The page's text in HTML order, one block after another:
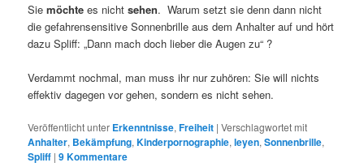
Siemöchte es nichtsehen. Warum setzt sie denn dann nicht
die gefahrensensitive Sonnenbrille aus dem Anhalter auf und hört
dazu Spliff: „Dann mach doch lieber die Augen zu“ ?
Verdammt nochmal, man muss ihr nur zuhören: Sie will nichts
effektiv dagegen vor gehen, sondern es nicht sehen.
Veröffentlicht unter Erkenntnisse,Freiheit |Verschlagwortet mit
Anhalter, Bekämpfung,Kinderpornographie,leyen,Sonnenbrille,
Spliff |9Kommentare